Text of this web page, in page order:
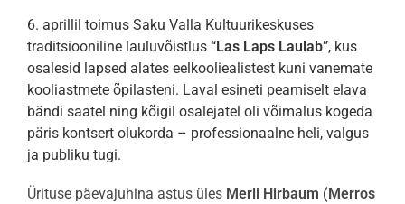
6. aprillil toimus Saku Valla Kultuurikeskuses
traditsiooniline lauluvõistlus “Las Laps Laulab”, kus
osalesid lapsed alates eelkooliealistest kuni vanemate
kooliastmete õpilasteni. Laval esineti peamiselt elava
bändi saatel ning kõigil osalejatel oli võimalus kogeda
päris kontsert olukorda – professionaalne heli, valgus
ja publiku tugi.
Ürituse päevajuhina astus üles Merli Hirbaum (Merros